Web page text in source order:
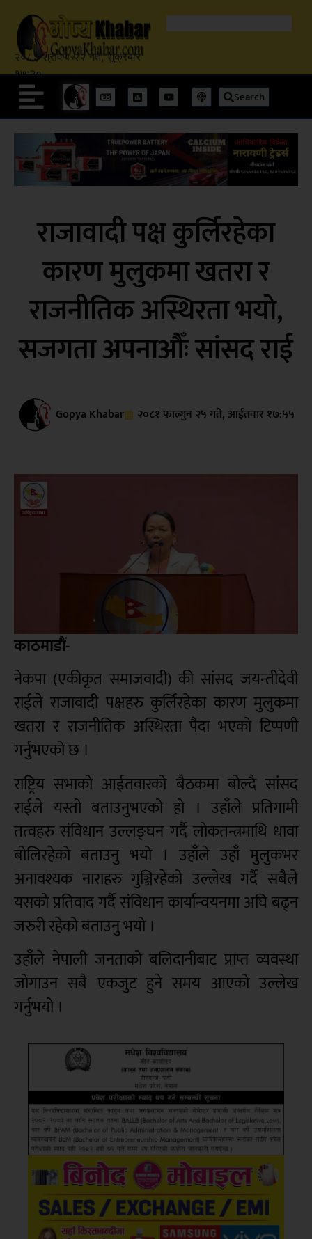
२०८३ श्रावण २२ गते, शुक्रबार
१७:२०
Search
राजावादी पक्ष कुर्लिरहेका
कारण मुलुकमा खतरा र
राजनीतिक अस्थिरता भयो,
सजगता अपनाऔँः सांसद राई
Gopya Khabar २०८१ फाल्गुन २५ गते, आईतवार १७:५५
काठमाडौं-
नेकपा (एकीकृत समाजवादी) की सांसद जयन्तीदेवी
राईले राजावादी पक्षहरु कुर्लिरहेका कारण मुलुकमा
खतरा र राजनीतिक अस्थिरता पैदा भएको टिप्पणी
गर्नुभएको छ ।
राष्ट्रिय सभाको आईतवारको बैठकमा बोल्दै सांसद
राईले यस्तो बताउनुभएको हो । उहाँले प्रतिगामी
तत्वहरु संविधान उल्लङ्घन गर्दै लोकतन्त्रमाथि धावा
बोलिरहेको बताउनु भयो । उहाँले उहाँ मुलुकभर
अनावश्यक नाराहरु गुञ्जिरहेको उल्लेख गर्दै सबैले
यसको प्रतिवाद गर्दै संविधान कार्यान्वयनमा अघि बढ्न
जरुरी रहेको बताउनु भयो ।
उहाँले नेपाली जनताको बलिदानीबाट प्राप्त व्यवस्था
जोगाउन सबै एकजुट हुने समय आएको उल्लेख
गर्नुभयो ।